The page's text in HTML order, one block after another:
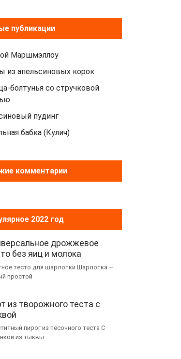
публикации
Маршмэллоу
из апельсиновых корок
болтунья со стручковой
пудинг
бабка (Кулич)
комментарии
2022 год
дрожжевое
без яиц и молока
тесто для шарлотки Шарлотка —
простой
из творожного теста с
пирог из песочного теста С
из тыквы